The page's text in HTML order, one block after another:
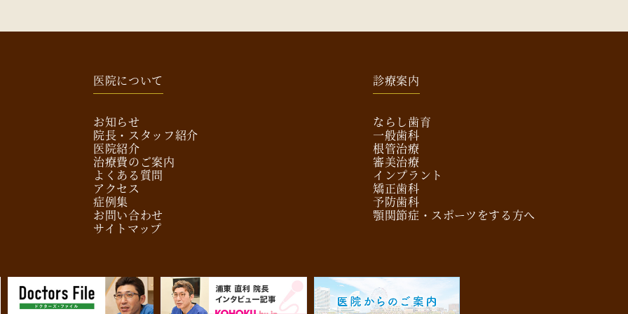
医院について
お知らせ
院長・スタッフ紹介
医院紹介
治療費のご案内
よくある質問
アクセス
症例集
お問い合わせ
サイトマップ
診療案内
ならし歯育
一般歯科
根管治療
審美治療
インプラント
矯正歯科
予防歯科
顎関節症 ・スポーツをする方へ